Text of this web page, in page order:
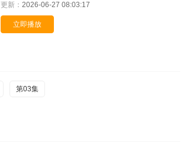
更新： 2026-06-27 08:03:17
立即播放
第03集